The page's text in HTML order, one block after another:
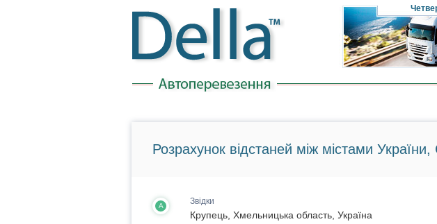
Розрахунок відстаней між містами України,
A Звідки